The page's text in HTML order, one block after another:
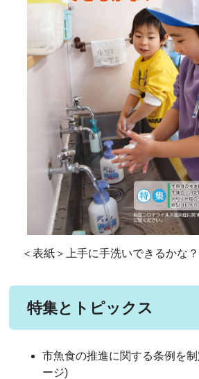
＜表紙＞上手に手洗いできるかな
特集とトピックス
市魚食の推進に関する条例を
ージ)